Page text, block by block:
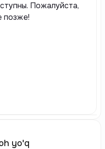
Пожалуйста,
позже!
yo'q